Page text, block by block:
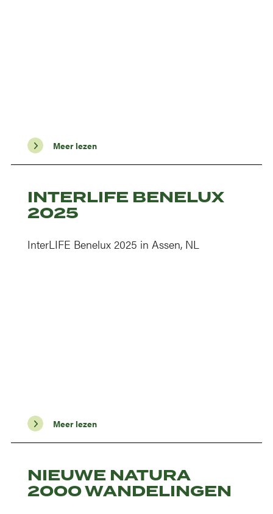
Meer lezen
INTERLIFE BENELUX
2025
InterLIFE Benelux 2025 in Assen, NL
Meer lezen
NIEUWE NATURA
2000 WANDELINGEN